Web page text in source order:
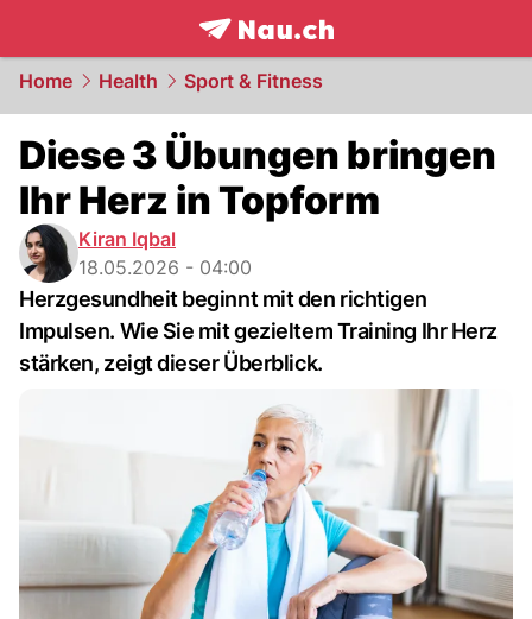
frontpage.NAU.ch
Home Health Sport & Fitness
Diese 3 Übungen bringen
Ihr Herz in Topform
Kiran Iqbal
18.05.2026 - 04:00
Herzgesundheit beginnt mit den richtigen
Impulsen. Wie Sie mit gezieltem Training Ihr Herz
stärken, zeigt dieser Überblick.